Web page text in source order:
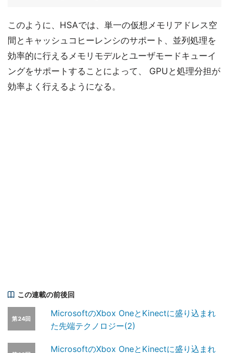
このように、HSAでは、単一の仮想メモリアドレス空
間とキャッシュコヒーレンシのサポート、並列処理を
効率的に行えるメモリモデルとユーザモードキューイ
ングをサポートすることによって、 GPUと処理分担が
効率よく行えるようになる。
この連載の前後回
第24回
MicrosoftのXbox OneとKinectに盛り込まれ
た先端テクノロジー(2)
MicrosoftのXbox OneとKinectに盛り込まれ